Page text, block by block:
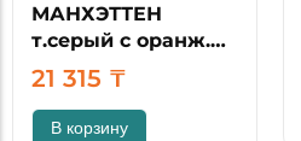
МАНХЭТТЕН
т.серый с оранж.…
21 315 ₸
В корзину